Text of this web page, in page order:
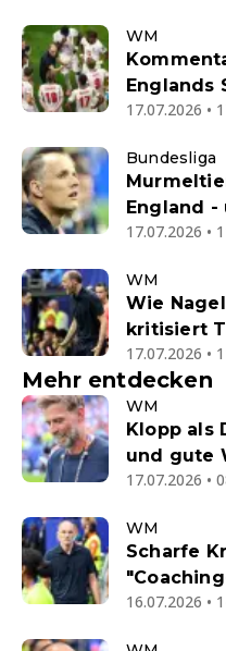
WM
Englands
17.07.2026 •
Bundesliga
England
17.07.2026 •
WM
Wie
kritisiert
17.07.2026 •
Mehr entdecken
WM
Klopp als
und gute
17.07.2026 •
WM
Scharfe
16.07.2026 •